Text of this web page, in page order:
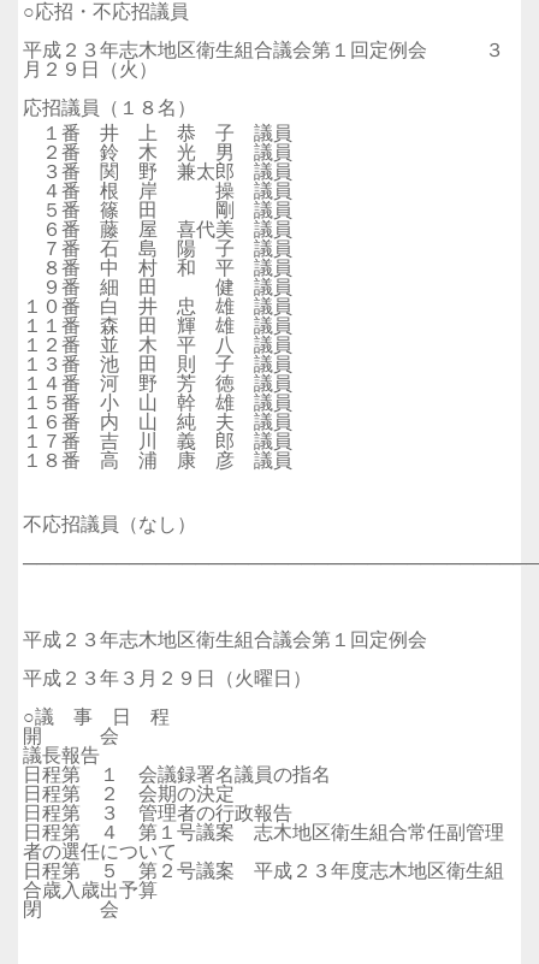
○応招・不応招議員
平成２３年志木地区衛生組合議会第１回定例会 ３
月２９日（火）
応招議員（１８名）
１番 井 上 恭 子 議員
２番 鈴 木 光 男 議員
３番 関 野 兼太郎 議員
４番 根 岸 操 議員
５番 篠 田 剛 議員
６番 藤 屋 喜代美 議員
７番 石 島 陽 子 議員
８番 中 村 和 平 議員
９番 細 田 健 議員
１０番 白 井 忠 雄 議員
１１番 森 田 輝 雄 議員
１２番 並 木 平 八 議員
１３番 池 田 則 子 議員
１４番 河 野 芳 徳 議員
１５番 小 山 幹 雄 議員
１６番 内 山 純 夫 議員
１７番 吉 川 義 郎 議員
１８番 高 浦 康 彦 議員
不応招議員（なし）
平成２３年志木地区衛生組合議会第１回定例会
平成２３年３月２９日（火曜日）
○議 事 日 程
開 会
議長報告
日程第 １ 会議録署名議員の指名
日程第 ２ 会期の決定
日程第 ３ 管理者の行政報告
日程第 ４ 第１号議案 志木地区衛生組合常任副管理
者の選任について
日程第 ５ 第２号議案 平成２３年度志木地区衛生組
合歳入歳出予算
閉 会